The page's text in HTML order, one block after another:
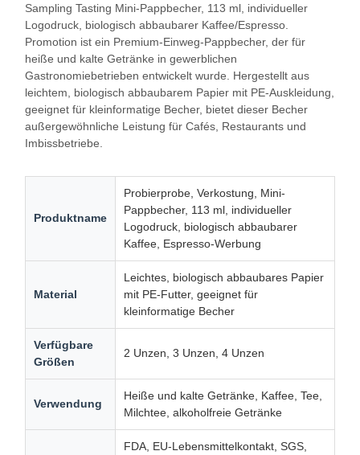
Sampling Tasting Mini-Pappbecher, 113 ml, individueller
Logodruck, biologisch abbaubarer Kaffee/Espresso.
Promotion ist ein Premium-Einweg-Pappbecher, der für
heiße und kalte Getränke in gewerblichen
Gastronomiebetrieben entwickelt wurde. Hergestellt aus
leichtem, biologisch abbaubarem Papier mit PE-Auskleidung,
geeignet für kleinformatige Becher, bietet dieser Becher
außergewöhnliche Leistung für Cafés, Restaurants und
Imbissbetriebe.
Produktname
Probierprobe, Verkostung, Mini-
Pappbecher, 113 ml, individueller
Logodruck, biologisch abbaubarer
Kaffee, Espresso-Werbung
Material
Leichtes, biologisch abbaubares Papier
mit PE-Futter, geeignet für
kleinformatige Becher
Verfügbare
Größen
2 Unzen, 3 Unzen, 4 Unzen
Verwendung
Heiße und kalte Getränke, Kaffee, Tee,
Milchtee, alkoholfreie Getränke
FDA, EU-Lebensmittelkontakt, SGS,